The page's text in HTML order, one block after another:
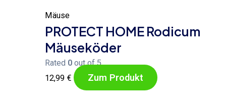
Mäuse
PROTECT HOME Rodicum
Mäuseköder
Rated 0 out of 5
12,99 € Zum Produkt